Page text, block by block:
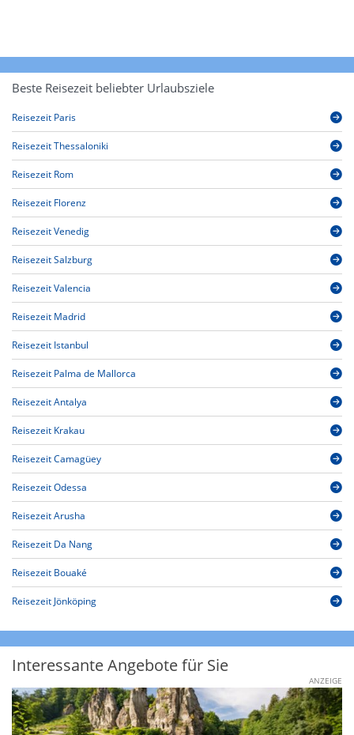
Beste Reisezeit beliebter Urlaubsziele
Reisezeit Paris
Reisezeit Thessaloniki
Reisezeit Rom
Reisezeit Florenz
Reisezeit Venedig
Reisezeit Salzburg
Reisezeit Valencia
Reisezeit Madrid
Reisezeit Istanbul
Reisezeit Palma de Mallorca
Reisezeit Antalya
Reisezeit Krakau
Reisezeit Camagüey
Reisezeit Odessa
Reisezeit Arusha
Reisezeit Da Nang
Reisezeit Bouaké
Reisezeit Jönköping
Interessante Angebote für Sie
ANZEIGE